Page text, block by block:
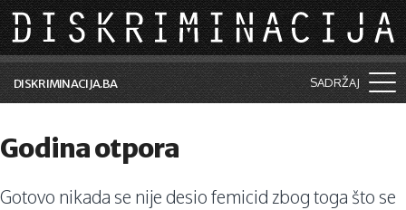
Skip to main content
DISKRIMINACIJA.BA SADRŽAJ
Vijesti i događaji
Aktuelne teme
Godina otpora
Gotovo nikada se nije desio femicid zbog toga što se